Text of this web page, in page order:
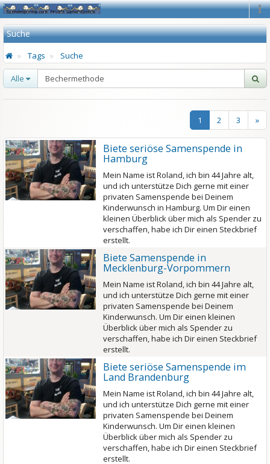
Suche
Tags Suche
Alle
1 2 3 »
Biete seriöse Samenspende in
Hamburg
Mein Name ist Roland, ich bin 44 Jahre alt,
und ich unterstütze Dich gerne mit einer
privaten Samenspende bei Deinem
Kinderwunsch in Hamburg. Um Dir einen
kleinen Überblick über mich als Spender zu
verschaffen, habe ich Dir einen Steckbrief
erstellt.
Biete Samenspende in
Mecklenburg-Vorpommern
Mein Name ist Roland, ich bin 44 Jahre alt,
und ich unterstütze Dich gerne mit einer
privaten Samenspende bei Deinem
Kinderwunsch. Um Dir einen kleinen
Überblick über mich als Spender zu
verschaffen, habe ich Dir einen Steckbrief
erstellt.
Biete seriöse Samenspende im
Land Brandenburg
Mein Name ist Roland, ich bin 44 Jahre alt,
und ich unterstütze Dich gerne mit einer
privaten Samenspende bei Deinem
Kinderwunsch. Um Dir einen kleinen
Überblick über mich als Spender zu
verschaffen, habe ich Dir einen Steckbrief
erstellt.